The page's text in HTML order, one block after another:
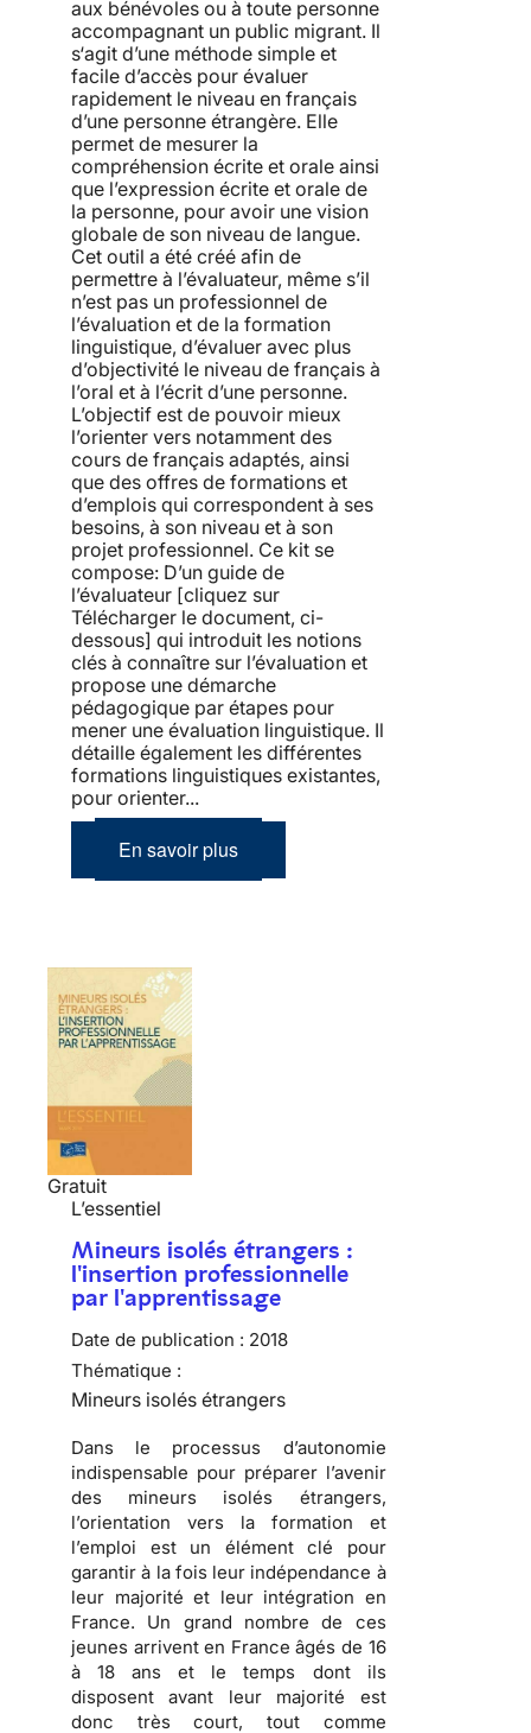
aux bénévoles ou à toute personne
accompagnant un public migrant. Il
s‘agit d’une méthode simple et
facile d’accès pour évaluer
rapidement le niveau en français
d’une personne étrangère. Elle
permet de mesurer la
compréhension écrite et orale ainsi
que l’expression écrite et orale de
la personne, pour avoir une vision
globale de son niveau de langue.
Cet outil a été créé afin de
permettre à l’évaluateur, même s’il
n’est pas un professionnel de
l’évaluation et de la formation
linguistique, d’évaluer avec plus
d’objectivité le niveau de français à
l’oral et à l’écrit d’une personne.
L’objectif est de pouvoir mieux
l’orienter vers notamment des
cours de français adaptés, ainsi
que des offres de formations et
d’emplois qui correspondent à ses
besoins, à son niveau et à son
projet professionnel. Ce kit se
compose: D’un guide de
l’évaluateur [cliquez sur
Télécharger le document, ci-
dessous] qui introduit les notions
clés à connaître sur l’évaluation et
propose une démarche
pédagogique par étapes pour
mener une évaluation linguistique. Il
détaille également les différentes
formations linguistiques existantes,
pour orienter...
En savoir plus
Gratuit
L’essentiel
Mineurs isolés étrangers :
l'insertion professionnelle
par l'apprentissage
Date de publication : 2018
Thématique :
Mineurs isolés étrangers
Dans le processus d’autonomie
indispensable pour préparer l’avenir
des mineurs isolés étrangers,
l’orientation vers la formation et
l’emploi est un élément clé pour
garantir à la fois leur indépendance à
leur majorité et leur intégration en
France. Un grand nombre de ces
jeunes arrivent en France âgés de 16
à 18 ans et le temps dont ils
disposent avant leur majorité est
donc très court, tout comme